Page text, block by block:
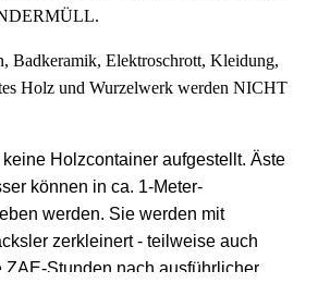
Badkeramik, Elektroschrott, Kleidung,
Holz und Wurzelwerk werden NICHT
Holzcontainer aufgestellt. Äste
können in ca. 1-Meter-
werden. Sie werden mit
zerkleinert - teilweise auch
ZAE-Stunden nach ausführlicher